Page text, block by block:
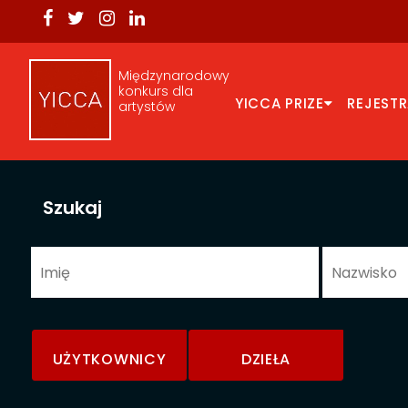
Międzynarodowy
konkurs dla
artystów
YICCA PRIZE
Szukaj
UŻYTKOWNICY DZIEŁA